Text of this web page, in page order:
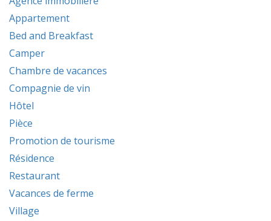
Appartement
Bed and Breakfast
Camper
Chambre de vacances
Compagnie de vin
Hôtel
Pièce
Promotion de tourisme
Résidence
Restaurant
Vacances de ferme
Village